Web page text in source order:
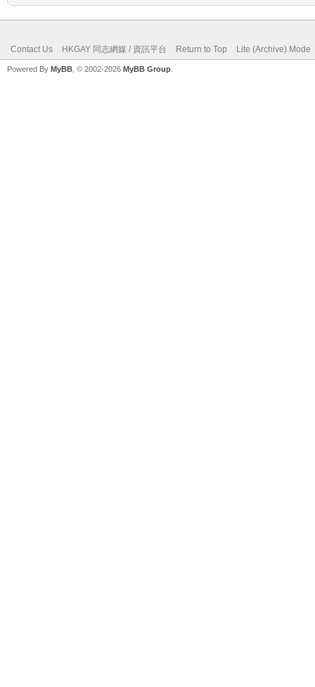
Contact Us HKGAY 同志網媒 / 資訊平台 Return to Top Lite (Archive) Mode
Powered By MyBB , © 2002-2026 MyBB Group